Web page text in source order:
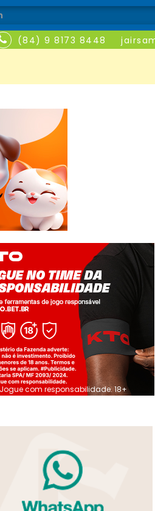
(84) 9 8173 8448
Jogue com responsabilidade. 18+